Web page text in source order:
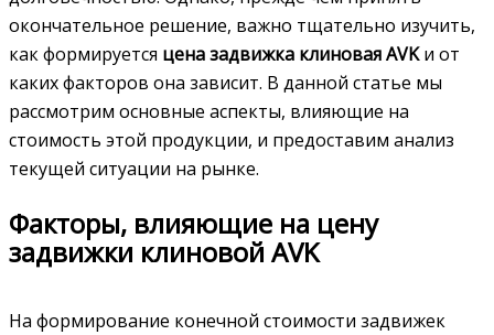
окончательное решение, важно тщательно изучить,
как формируется цена задвижка клиновая AVKи от
каких факторов она зависит. В данной статье мы
рассмотрим основные аспекты, влияющие на
стоимость этой продукции, и предоставим анализ
текущей ситуации на рынке.
Факторы, влияющие на цену
задвижки клиновой AVK
На формирование конечной стоимости задвижек